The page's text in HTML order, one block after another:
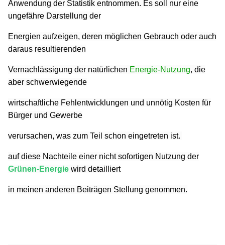
Anwendung der Statistik entnommen. Es soll nur eine
ungefähre Darstellung der
Energien aufzeigen, deren möglichen Gebrauch oder auch
daraus resultierenden
Vernachlässigung der natürlichen Energie-Nutzung, die
aber schwerwiegende
wirtschaftliche Fehlentwicklungen und unnötig Kosten für
Bürger und Gewerbe
verursachen, was zum Teil schon eingetreten ist.
auf diese Nachteile einer nicht sofortigen Nutzung der
Grünen-Energie wird detailliert
in meinen anderen Beiträgen Stellung genommen.